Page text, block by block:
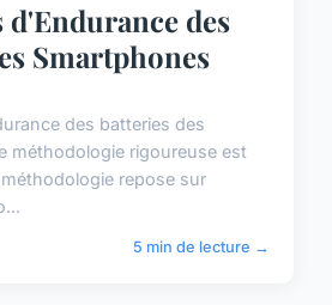
d'Endurance des
Smartphones
des batteries des
méthodologie rigoureuse est
repose sur
5 min de lecture →